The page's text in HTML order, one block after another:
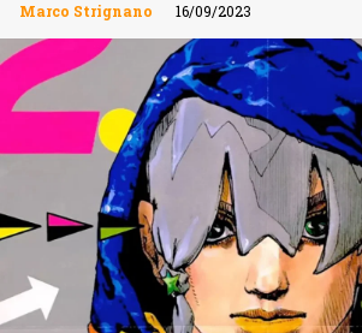
Marco Strignano 16/09/2023